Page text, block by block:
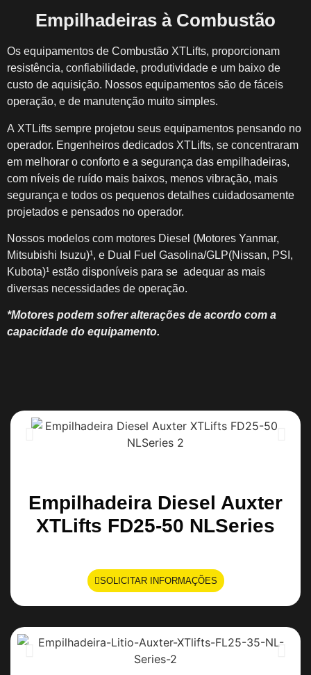
Empilhadeiras à Combustão
Os equipamentos de Combustão XTLifts, proporcionam
resistência, confiabilidade, produtividade e um baixo de
custo de aquisição. Nossos equipamentos são de fáceis
operação, e de manutenção muito simples.
A XTLifts sempre projetou seus equipamentos pensando no
operador. Engenheiros dedicados XTLifts, se concentraram
em melhorar o conforto e a segurança das empilhadeiras,
com níveis de ruído mais baixos, menos vibração, mais
segurança e todos os pequenos detalhes cuidadosamente
projetados e pensados no operador.
Nossos modelos com motores Diesel (Motores Yanmar,
Mitsubishi Isuzu)¹, e Dual Fuel Gasolina/GLP(Nissan, PSI,
Kubota)¹ estão disponíveis para se adequar as mais
diversas necessidades de operação.
*Motores podem sofrer alterações de acordo com a
capacidade do equipamento.
Empilhadeira Diesel Auxter
XTLifts FD25-50 NLSeries
SOLICITAR INFORMAÇÕES